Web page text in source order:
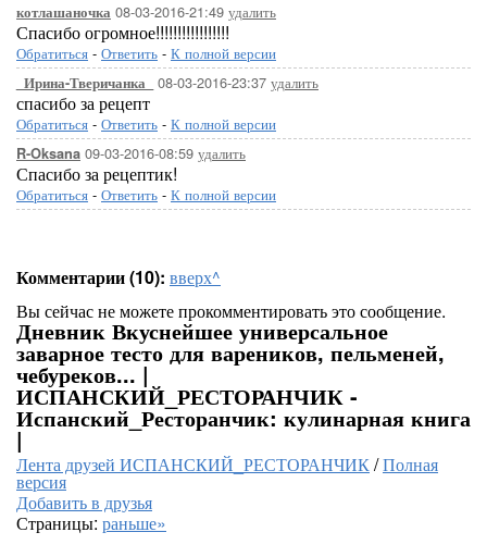
котлашаночка 08-03-2016-21:49 удалить
Спасибо огромное!!!!!!!!!!!!!!!!!
Обратиться - Ответить - К полной версии
_Ирина-Тверичанка_ 08-03-2016-23:37 удалить
спасибо за рецепт
Обратиться - Ответить - К полной версии
R-Oksana 09-03-2016-08:59 удалить
Спасибо за рецептик!
Обратиться - Ответить - К полной версии
Комментарии (10): вверх^
Вы сейчас не можете прокомментировать это сообщение.
Дневник Вкуснейшее универсальное
заварное тесто для вареников, пельменей,
чебуреков... |
ИСПАНСКИЙ_РЕСТОРАНЧИК -
Испанский_Ресторанчик: кулинарная книга
|
Лента друзей ИСПАНСКИЙ_РЕСТОРАНЧИК/Полная
версия
Добавить в друзья
Страницы: раньше»